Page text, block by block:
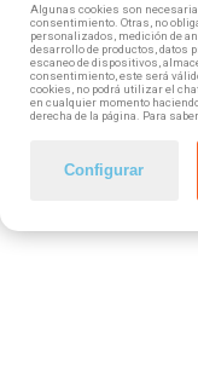
Algunas cookies son
consentimiento. Otras, no
personalizados, medición de
desarrollo de productos, datos
escaneo de dispositivos,
consentimiento, este será
cookies, no podrá utilizar el
en cualquier momento
derecha de la página. Para
Configurar